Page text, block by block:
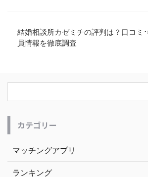
結婚相談所カゼミチの評判は？口コミ
員情報を徹底調査
カテゴリー
マッチングアプリ
ランキング